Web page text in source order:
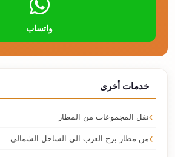
واتساب
خدمات أخرى
نقل المجموعات من المطار
من مطار برج العرب الى الساحل الشمالي